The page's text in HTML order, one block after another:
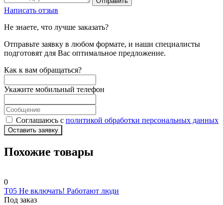
Написать отзыв
Не знаете, что лучше заказать?
Отправьте заявку в любом формате, и наши специалисты
подготовят для Вас оптимальное предложение.
Как к вам обращаться?
Укажите мобильный телефон
Соглашаюсь с политикой обработки персональных данных
Оставить заявку
Похожие товары
0
T05 Не включать! Работают люди
Под заказ